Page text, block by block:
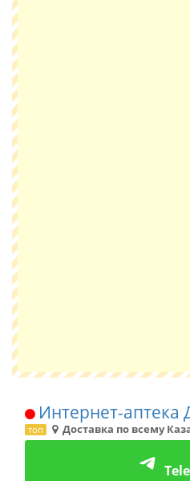
Интернет-аптека
топ Доставка по всему